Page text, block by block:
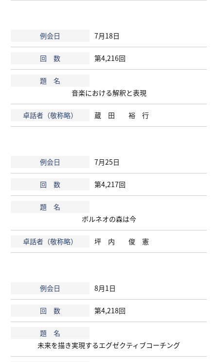
7月18日
第4,216回
音楽における解釈と表現
蔵 田 裕 行
7月25日
第4,217回
ボルネオの森は今
坪 内 俊 憲
8月1日
第4,218回
未来を描き実現するエグゼクティブコーチング